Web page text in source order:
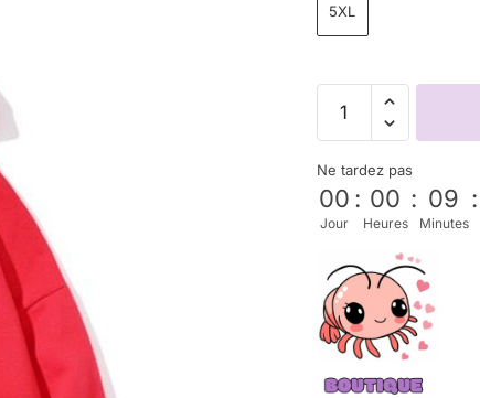
5XL
Ne tardez pas
00
Jour
: 00
Heures
: 09
Minutes
: